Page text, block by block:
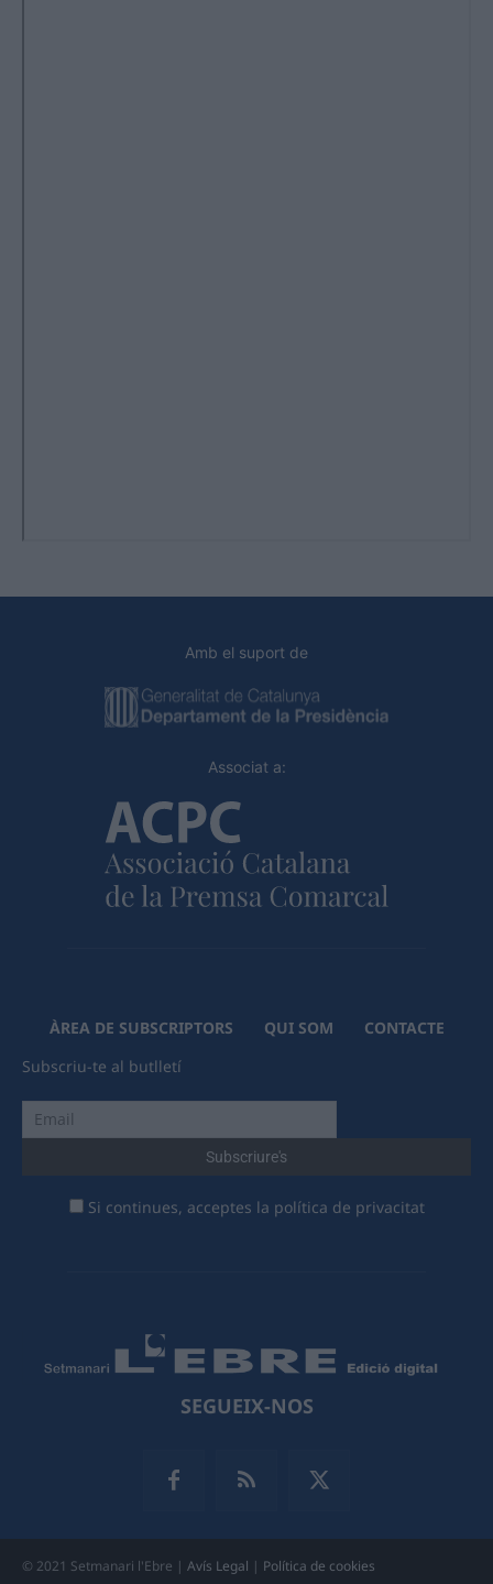
Amb el suport de
Associat a:
ÀREA DE SUBSCRIPTORS QUI SOM
CONTACTE
Subscriu-te al butlletí
Si continues, acceptes la política de privacitat
SEGUEIX-NOS
© 2021 Setmanari l'Ebre | Avís Legal | Política de cookies